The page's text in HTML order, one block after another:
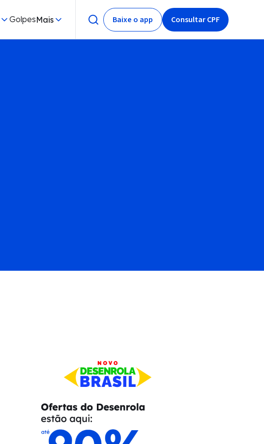
GolpesMais Baixe o app Consultar CPF